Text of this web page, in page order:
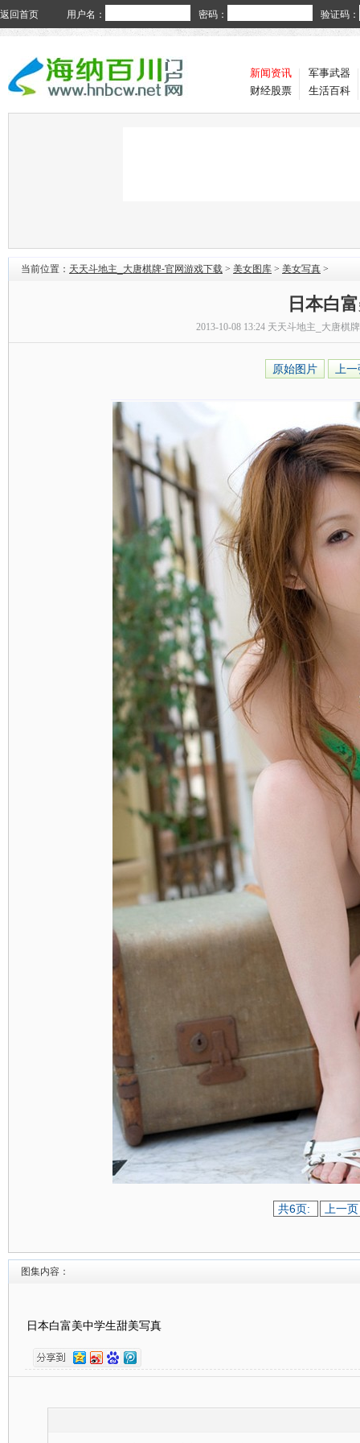
返回首页 用户名： 密码： 验证码：
新闻资讯
财经股票
军事武器
生活百科
当前位置： 天天斗地主_大唐棋牌-官网游戏下载 > 美女图库 > 美女写真 >
日本白
2013-10-08 13:24 天天斗地主_大唐棋
原始图片 上
共6页: 上一页
图集内容：
日本白富美中学生甜美写真